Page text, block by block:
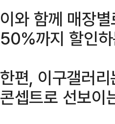
이와 함께 매장
50%까지 할인
한편, 이구갤러
콘셉트로 선보이